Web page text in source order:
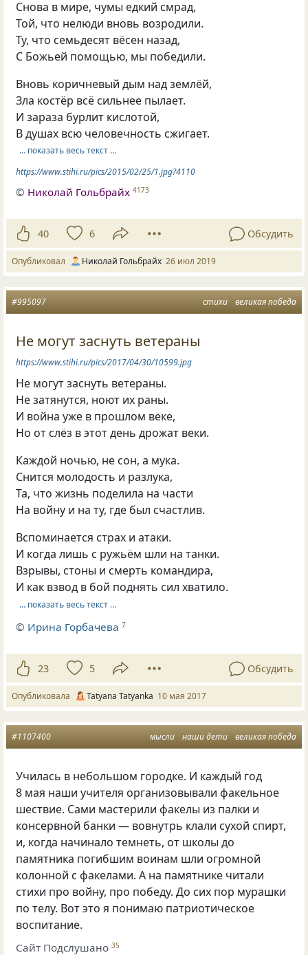
Снова в мире, чумы едкий смрад,
Той, что нелюди вновь возродили.
Ту, что семьдесят вёсен назад,
С Божьей помощью, мы победили.
Вновь коричневый дым над землёй,
Зла костёр всё сильнее пылает.
И зараза бурлит кислотой,
В душах всю человечность сжигает.
… показать весь текст …
https://www.stihi.ru/pics/2015/02/25/1.jpg?4110
© Николай Гольбрайх 4173
40 6 Обсудить
Опубликовал Николай Гольбрайх 26 июл 2019
стихи великая победа
#995097
Не могут заснуть ветераны
https://www.stihi.ru/pics/2017/04/30/10599.jpg
Не могут заснуть ветераны.
Не затянутся, ноют их раны.
И война уже в прошлом веке,
Но от слёз в этот день дрожат веки.
Каждой ночью, не сон, а мука.
Снится молодость и разлука,
Та, что жизнь поделила на части
На войну и на ту, где был счастлив.
Вспоминается страх и атаки.
И когда лишь с ружьём шли на танки.
Взрывы, стоны и смерть командира,
И как взвод в бой поднять сил хватило.
… показать весь текст …
© Ирина Горбачева 7
23 5 Обсудить
Опубликовала Tatyana Tatyanka 10 мая 2017
мысли наши дети великая победа
#1107400
Училась в небольшом городке. И каждый год
8 мая наши учителя организовывали факельное
шествие. Сами мастерили факелы из палки и
консервной банки — вовнутрь клали сухой спирт,
и, когда начинало темнеть, от школы до
памятника погибшим воинам шли огромной
колонной с факелами. А на памятнике читали
стихи про войну, про победу. До сих пор мурашки
по телу. Вот это я понимаю патриотическое
воспитание.
Сайт Подслушано 35